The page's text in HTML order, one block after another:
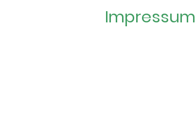
Impressum